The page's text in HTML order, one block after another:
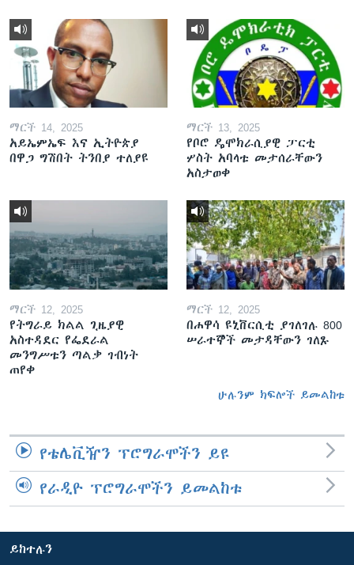
ማርች 14, 2025
አይኤምኤፍ እና ኢትዮጵያ
በዋጋ ግሽበት ትንበያ ተለያዩ
ማርች 13, 2025
የቦሮ ዴሞክራሲያዊ ፓርቲ
ሦስት አባላቱ መታሰራቸውን
አስታወቀ
ማርች 12, 2025
የትግራይ ክልል ጊዜያዊ
አስተዳደር የፌደራል
መንግሥቱን ጣልቃ ገብነት
ጠየቀ
ማርች 12, 2025
በሐዋሳ ዩኒቨርሲቲ ያገለገሉ 800
ሠራተኞች መታዳቸውን ገለጹ
ሁሉንም ክፍሎች ይመልከቱ
የቴሌቪዥን ፕሮግራሞችን ይዩ
የራዲዮ ፕሮግራሞችን ይመልከቱ
ይከተሉን